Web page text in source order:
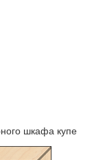
шкафа купе